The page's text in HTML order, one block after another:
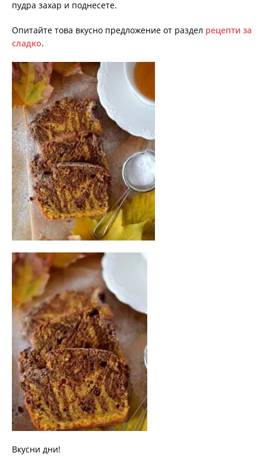
пудра захар и поднесете.
Опитайте това вкусно предложение от раздел рецепти за
сладко.
Вкусни дни!